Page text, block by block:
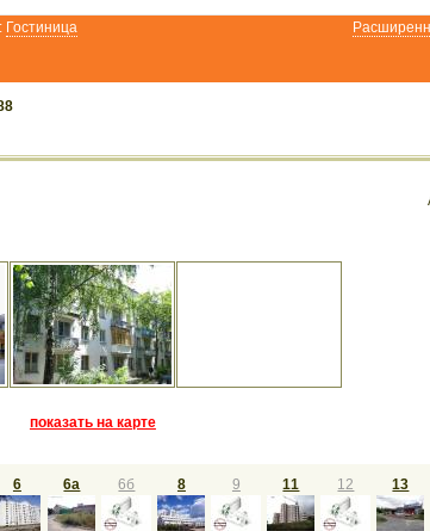
Гостиница
показать на карте
6 6а 6б 8 9 11 12 13